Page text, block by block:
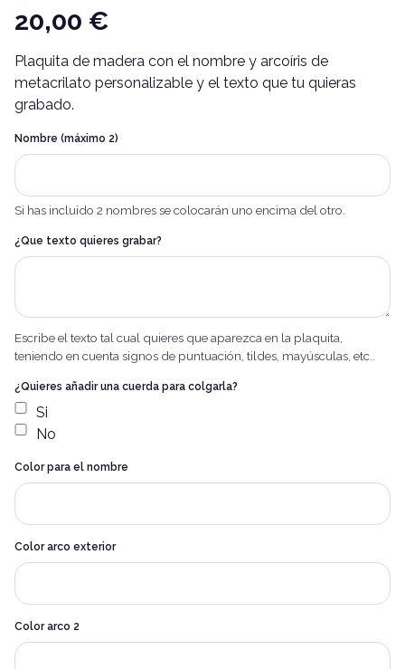
20,00 €
Plaquita de madera con el nombre y arcoíris de
metacrilato personalizable y el texto que tu quieras
grabado.
Nombre (máximo 2)
Si has incluido 2 nombres se colocarán uno encima del otro.
¿Que texto quieres grabar?
Escribe el texto tal cual quieres que aparezca en la plaquita,
teniendo en cuenta signos de puntuación, tildes, mayúsculas, etc..
¿Quieres añadir una cuerda para colgarla?
Si
No
Color para el nombre
Color arco exterior
Color arco 2
Alternative: